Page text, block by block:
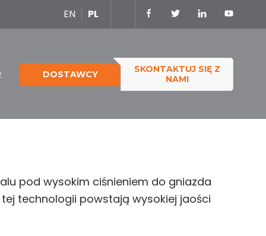
EN PL
DOSTAWCY
SKONTAKTUJ SIĘ Z
NAMI
pod wysokim ciśnieniem do gniazda
technologii powstają wysokiej jaości